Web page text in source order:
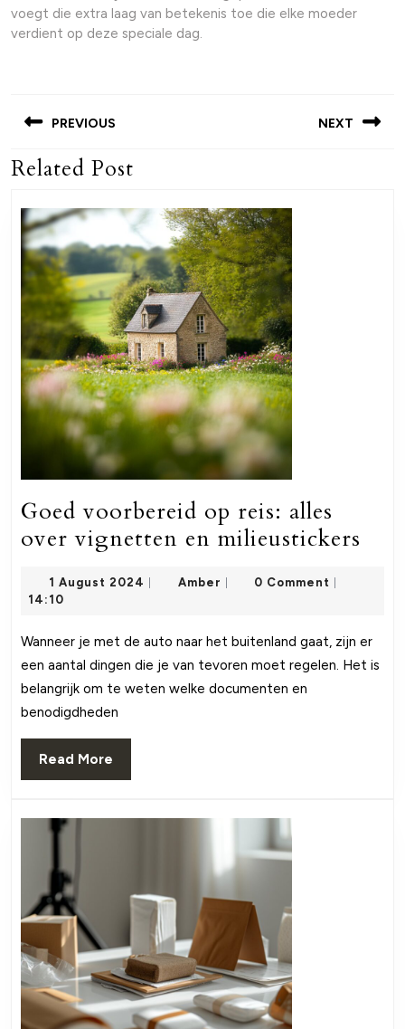
voegt die extra laag van betekenis toe die elke moeder
verdient op deze speciale dag.
navigation
PREVIOUS
Previous
NEXT
Related Post
Goed voorbereid op reis: alles
over vignetten en milieustickers
alles
1 August 2024 1
Amber Amber0 Comment
14:10
Wanneer je met de auto naar het buitenland gaat, zijn er
een aantal dingen die je van tevoren moet regelen. Het is
belangrijk om te weten welke documenten en
benodigdheden
Read More
More